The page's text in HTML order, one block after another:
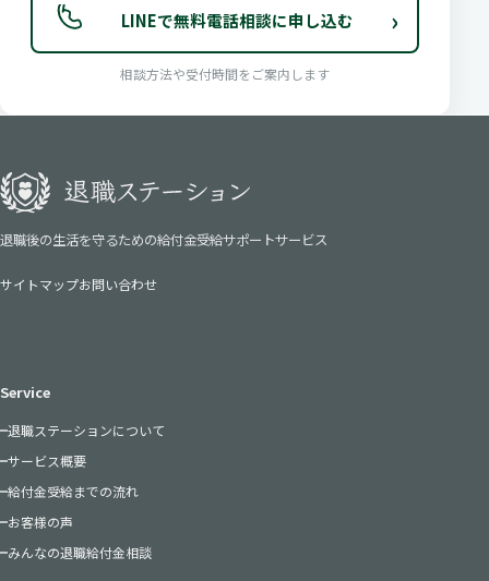
LINEで無料電話相談に申し込む ›
相談方法や受付時間をご案内します
退職後の生活を守るための給付金受給サポートサービス
サイトマップお問い合わせ
Service
退職ステーションについて
サービス概要
給付金受給までの流れ
お客様の声
みんなの退職給付金相談